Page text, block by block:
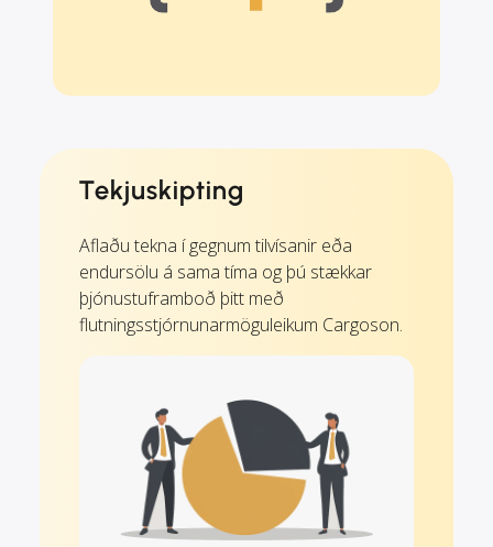
Tekjuskipting
Aflaðu tekna í gegnum tilvísanir eða
endursölu á sama tíma og þú stækkar
þjónustuframboð þitt með
flutningsstjórnunarmöguleikum Cargoson.